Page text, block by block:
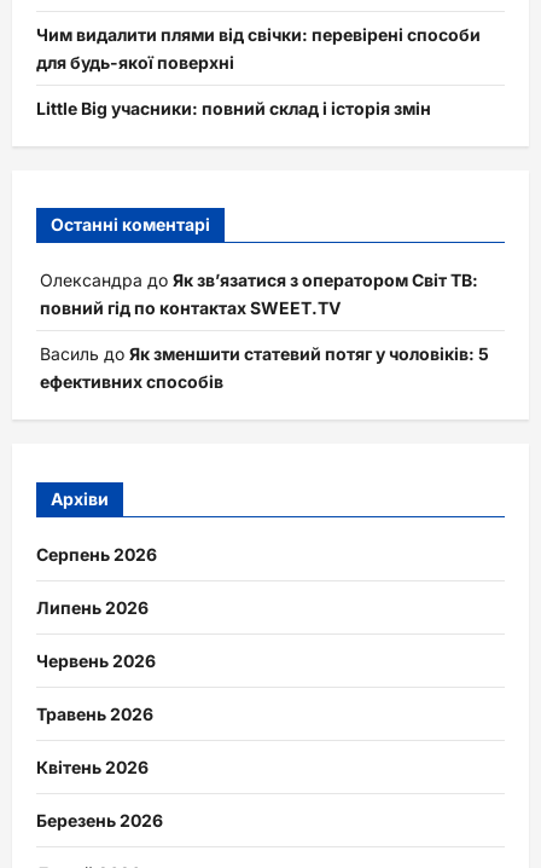
Чим видалити плями від свічки: перевірені способи
для будь-якої поверхні
Little Big учасники: повний склад і історія змін
Останні коментарі
Олександра до Як зв’язатися з оператором Світ ТВ:
повний гід по контактах SWEET.TV
Василь до Як зменшити статевий потяг у чоловіків: 5
ефективних способів
Архіви
Серпень 2026
Липень 2026
Червень 2026
Травень 2026
Квітень 2026
Березень 2026